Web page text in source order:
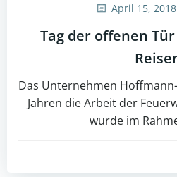
April 15, 2018
Tag der offenen
Das Unternehmen
Jahren die Arbeit der
wurde im